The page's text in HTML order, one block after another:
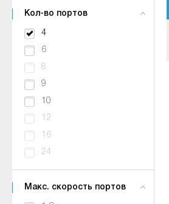
Кол-во портов
4
6
8
9
10
12
16
24
Макс. скорость портов